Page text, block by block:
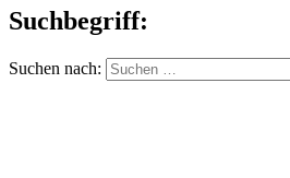
Suchbegriff:
Suchen nach: